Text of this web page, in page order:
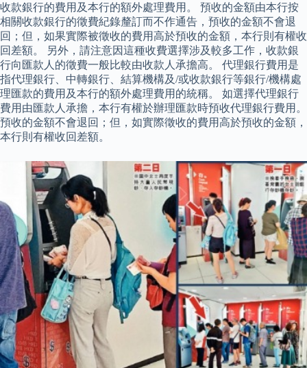
收款銀行的費用及本行的額外處理費用。 預收的金額由本行按
相關收款銀行的徵費紀錄釐訂而不作通告，預收的金額不會退
回；但，如果實際被徵收的費用高於預收的金額，本行則有權收
回差額。 另外，請注意因這種收費選擇涉及較多工作，收款銀
行向匯款人的徵費一般比較由收款人承擔高。 代理銀行費用是
指代理銀行、中轉銀行、結算機構及/或收款銀行等銀行/機構處
理匯款的費用及本行的額外處理費用的統稱。 如選擇代理銀行
費用由匯款人承擔，本行有權於辦理匯款時預收代理銀行費用。
預收的金額不會退回；但，如實際徵收的費用高於預收的金額，
本行則有權收回差額。